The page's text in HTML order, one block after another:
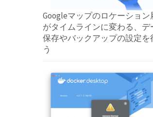
Googleマップのロケーション
がタイムラインに変わる、デ
保存やバックアップの設定を
う